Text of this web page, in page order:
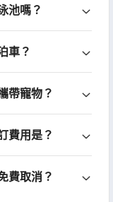
池嗎？
車？
帶寵物？
費用是？
費取消？